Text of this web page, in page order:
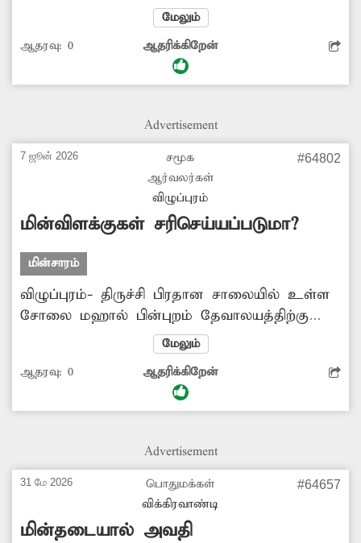
மின்னழுத்தம் ஏற்பட்டு வருகிறது. இதனால்
வீடுகளில் உள்ள மின்விசிறி, டி.வி. உள்ளிட்ட
மின்சாதன பொருட்கள் பழுதடைந்து வருவதால்
பொதுமக்கள் அவதி அடைந்து வருகின்றனர்.
நடவடிக்கை எடுக்க வேண்டும்.
மேலும்
ஆதரவு: 0 ஆதரிக்கிறேன்
Advertisement
7 ஜூன் 2026
சமூக
ஆர்வலர்கள்
விழுப்புரம்
#64802
மின்விளக்குகள் சரிசெய்யப்படுமா?
மின்சாரம்
விழுப்புரம்- திருச்சி பிரதான சாலையில் உள்ள
சோலை மஹால் பின்புறம் தேவாலயத்திற்கு
செல்லும் வழியில் மின்கம்பங்களில் உள்ள மின்
விளக்குகள் பழுதடைந்துள்ளன. இதனால் இரவு
நேரங்களில் அப்பகுதியில் வாகன விபத்து
ஏற்படும் சூழ்நிலை உருவாகி உள்ளது. மேலும்
வழிப்பறி உள்ளிட்ட குற்றசம்பவங்கள்
பழுதடைந்த மின்விளக்குகளை சரிசெய்ய
அதிகாரிகள் நடவடிக்கை எடுக்க வேண்டும் என
பொதுமக்கள் எதிர்பார்த்து வருகின்றனர்.
மேலும்
ஆதரவு: 0 ஆதரிக்கிறேன்
Advertisement
31 மே 2026
பொதுமக்கள்
விக்கிரவாண்டி
#64657
மின்தடையால் அவதி